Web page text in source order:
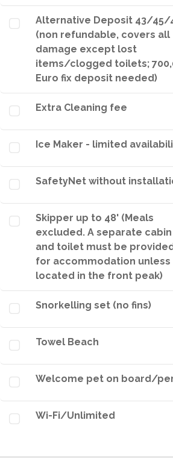
Alternative Deposit 43/45/
(non refundable, covers all
damage except lost
items/clogged toilets;
Euro fix deposit needed)
Extra Cleaning fee
Ice Maker - limited
SafetyNet without
Skipper up to 48' (Meals
excluded. A separate cabin
and toilet must be
for accommodation unless
located in the front peak)
Snorkelling set (no fins)
Towel Beach
Welcome pet on board/
Wi-Fi/Unlimited